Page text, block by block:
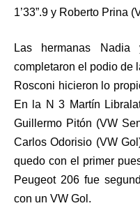
1’33”.9 y Roberto Prina
Las hermanas
completaron el podio de
Rosconi hicieron lo
En la N 3 Martín
Guillermo Pitón (VW
Carlos Odorisio (VW
quedo con el primer
Peugeot 206 fue
con un VW Gol.